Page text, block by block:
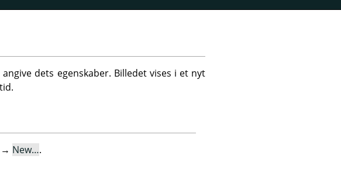
dets egenskaber. Billedet vises i et nyt
→ New….